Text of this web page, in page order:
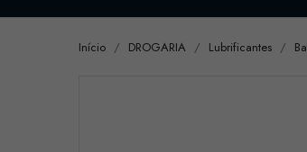
Início DROGARIA Lubrificantes